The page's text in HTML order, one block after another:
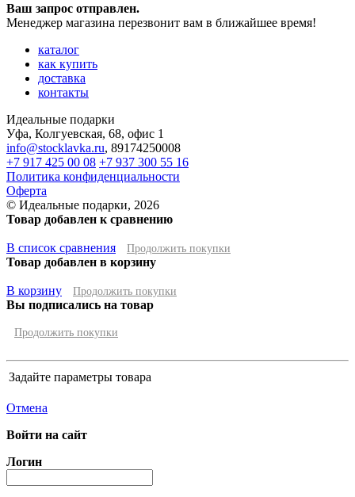
Ваш запрос отправлен.
Менеджер магазина перезвонит вам в ближайшее время!
каталог
как купить
доставка
контакты
Идеальные подарки
Уфа, Колгуевская, 68, офис 1
info@stocklavka.ru, 89174250008
+7 917 425 00 08 +7 937 300 55 16
Политика конфиденциальности
Оферта
© Идеальные подарки, 2026
Товар добавлен к сравнению
В список сравнения Продолжить покупки
Товар добавлен в корзину
В корзину Продолжить покупки
Вы подписались на товар
Продолжить покупки
Задайте параметры товара
Отмена
Войти на сайт
Логин